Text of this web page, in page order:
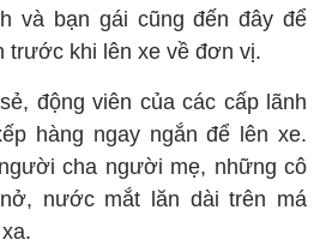
và bạn gái cũng đến đây để
trước khi lên xe về đơn vị.
động viên của các cấp lãnh
hàng ngay ngắn để lên xe.
cha người mẹ, những cô
nước mắt lăn dài trên má